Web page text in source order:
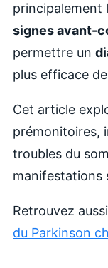
principalement
signes avant-
permettre un
plus efficace
Cet article
prémonitoires,
troubles du
manifestations
Retrouvez
du Parkinson